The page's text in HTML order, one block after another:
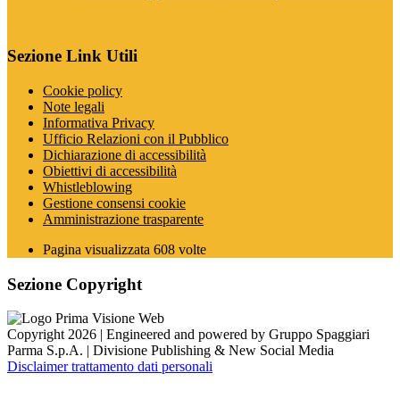
Sezione Link Utili
Cookie policy
Note legali
Informativa Privacy
Ufficio Relazioni con il Pubblico
Dichiarazione di accessibilità
Obiettivi di accessibilità
Whistleblowing
Gestione consensi cookie
Amministrazione trasparente
Pagina visualizzata 608 volte
Sezione Copyright
Copyright 2026 | Engineered and powered by Gruppo Spaggiari
Parma S.p.A. | Divisione Publishing & New Social Media
Disclaimer trattamento dati personali